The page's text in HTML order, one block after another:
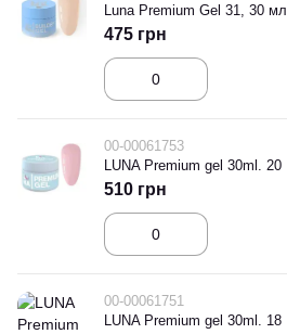
Luna Premium Gel 31, 30 мл
475 грн
00-00061753
LUNA Premium gel 30ml. 20
510 грн
00-00061751
LUNA Premium gel 30ml. 18